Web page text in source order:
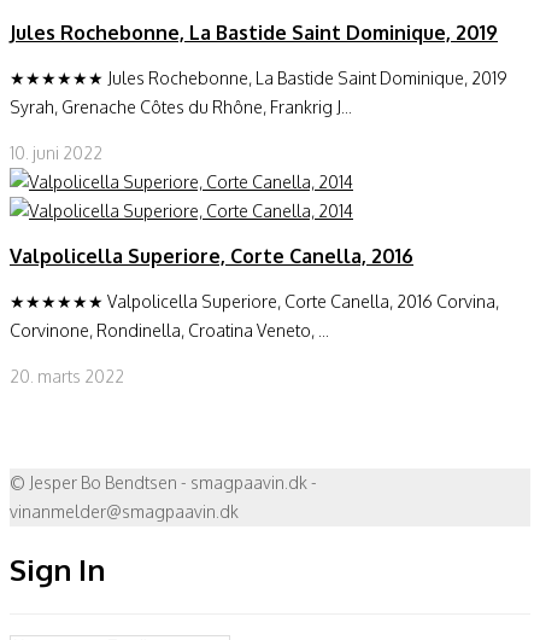
Jules Rochebonne, La Bastide Saint Dominique, 2019
★★★★★★ Jules Rochebonne, La Bastide Saint Dominique, 2019
Syrah, Grenache Côtes du Rhône, Frankrig J...
10. juni 2022
Valpolicella Superiore, Corte Canella, 2016
★★★★★★ Valpolicella Superiore, Corte Canella, 2016 Corvina,
Corvinone, Rondinella, Croatina Veneto, ...
20. marts 2022
© Jesper Bo Bendtsen - smagpaavin.dk -
vinanmelder@smagpaavin.dk
Sign In